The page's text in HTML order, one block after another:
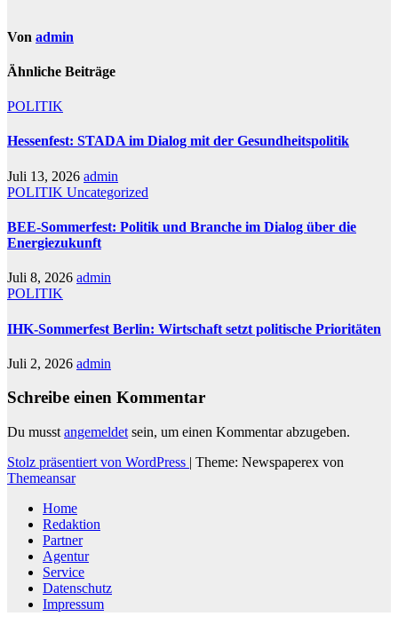
Von admin
Ähnliche Beiträge
POLITIK
Hessenfest: STADA im Dialog mit der Gesundheitspolitik
Juli 13, 2026 admin
POLITIK Uncategorized
BEE-Sommerfest: Politik und Branche im Dialog über die
Energiezukunft
Juli 8, 2026 admin
POLITIK
IHK-Sommerfest Berlin: Wirtschaft setzt politische Prioritäten
Juli 2, 2026 admin
Schreibe einen Kommentar
Du musst angemeldet sein, um einen Kommentar abzugeben.
Stolz präsentiert von WordPress | Theme: Newspaperex von
Themeansar
Home
Redaktion
Partner
Agentur
Service
Datenschutz
Impressum